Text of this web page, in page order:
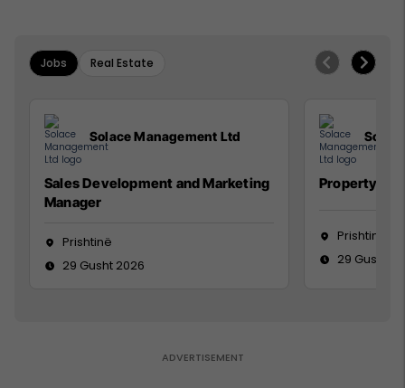
Jobs Real Estate
Solace Management Ltd
Sales Development and Marketing
Manager
Prishtinë
29 Gusht 2026
Property
Prishtinë
29 Gusht